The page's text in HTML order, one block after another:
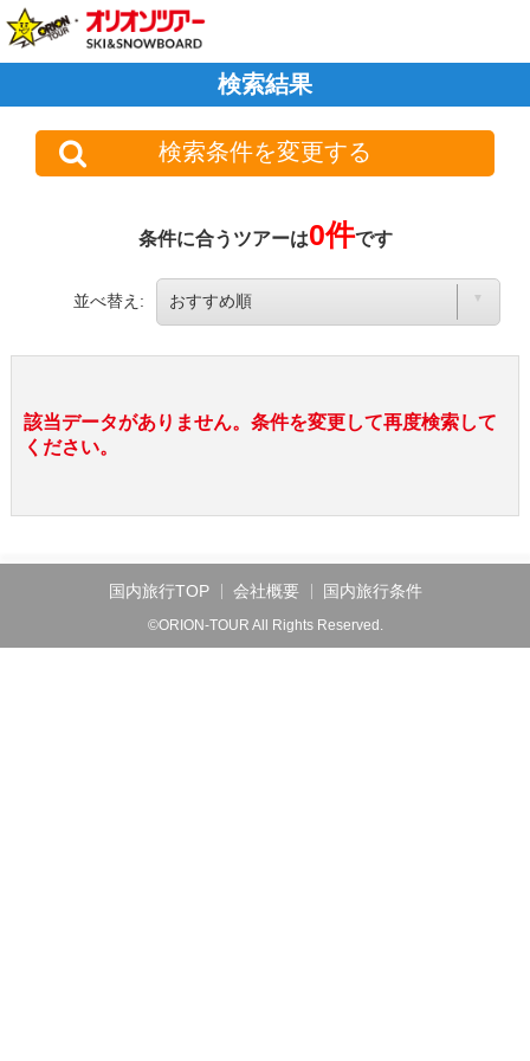
検索結果
検索条件を変更する
条件に合うツアーは0件です
並べ替え:
該当データがありません。条件を変更して再度検索して
ください。
国内旅行TOP 会社概要 国内旅行条件
©ORION-TOUR All Rights Reserved.